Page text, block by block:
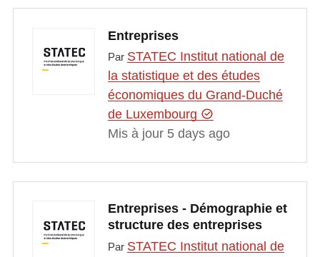
Entreprises
Par STATEC Institut national de
la statistique et des études
économiques du Grand-Duché
de Luxembourg
Mis à jour 5 days ago
Entreprises - Démographie et
structure des entreprises
Par STATEC Institut national de